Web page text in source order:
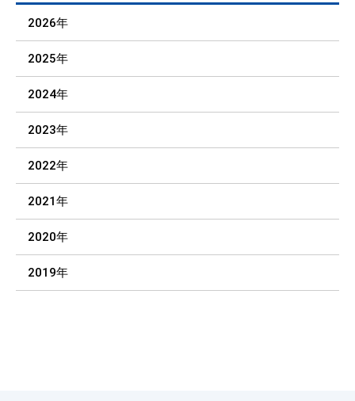
2026年
2025年
2024年
2023年
2022年
2021年
2020年
2019年